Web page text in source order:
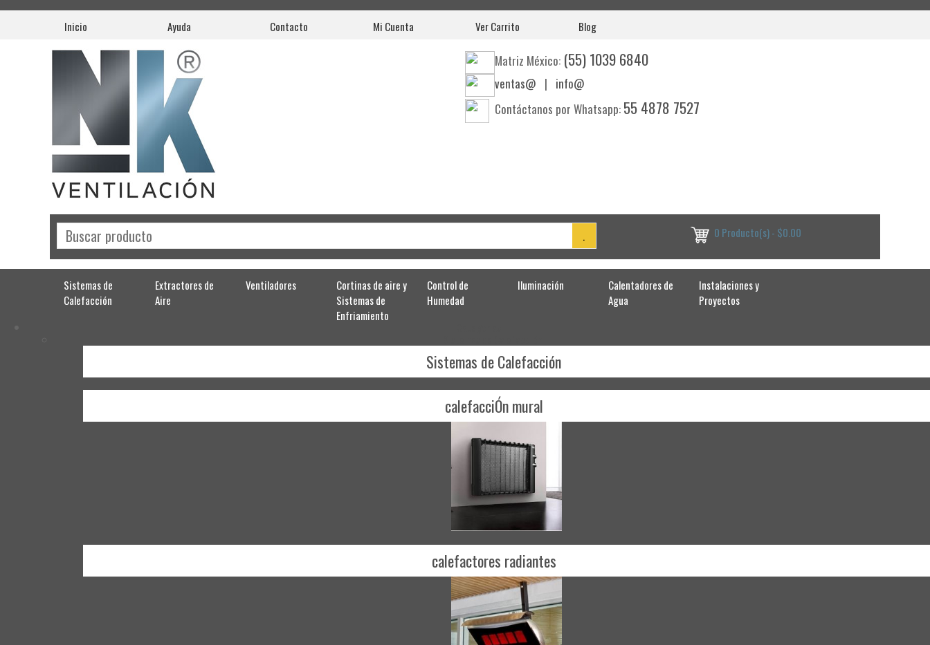
Inicio Ayuda Contacto Mi Cuenta Ver Carrito Blog
Matriz México: (55) 1039 6840
ventas@ | info@
Contáctanos por Whatsapp: 55 4878 7527
0 Producto(s) - $0.00
Sistemas de
Calefacción
Extractores de
Aire
Ventiladores
Cortinas de aire y
Sistemas de
Enfriamiento
Control de
Humedad
Iluminación
Calentadores de
Agua
Instalaciones y
Proyectos
Sistemas de Calefacción
calefacciÓn mural
calefactores radiantes